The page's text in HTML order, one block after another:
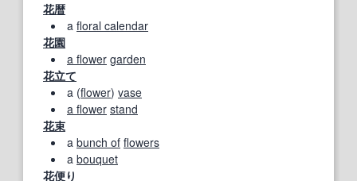
花暦
a floral calendar
花園
a flower garden
花立て
a (flower) vase
a flower stand
花束
a bunch of flowers
a bouquet
花便り